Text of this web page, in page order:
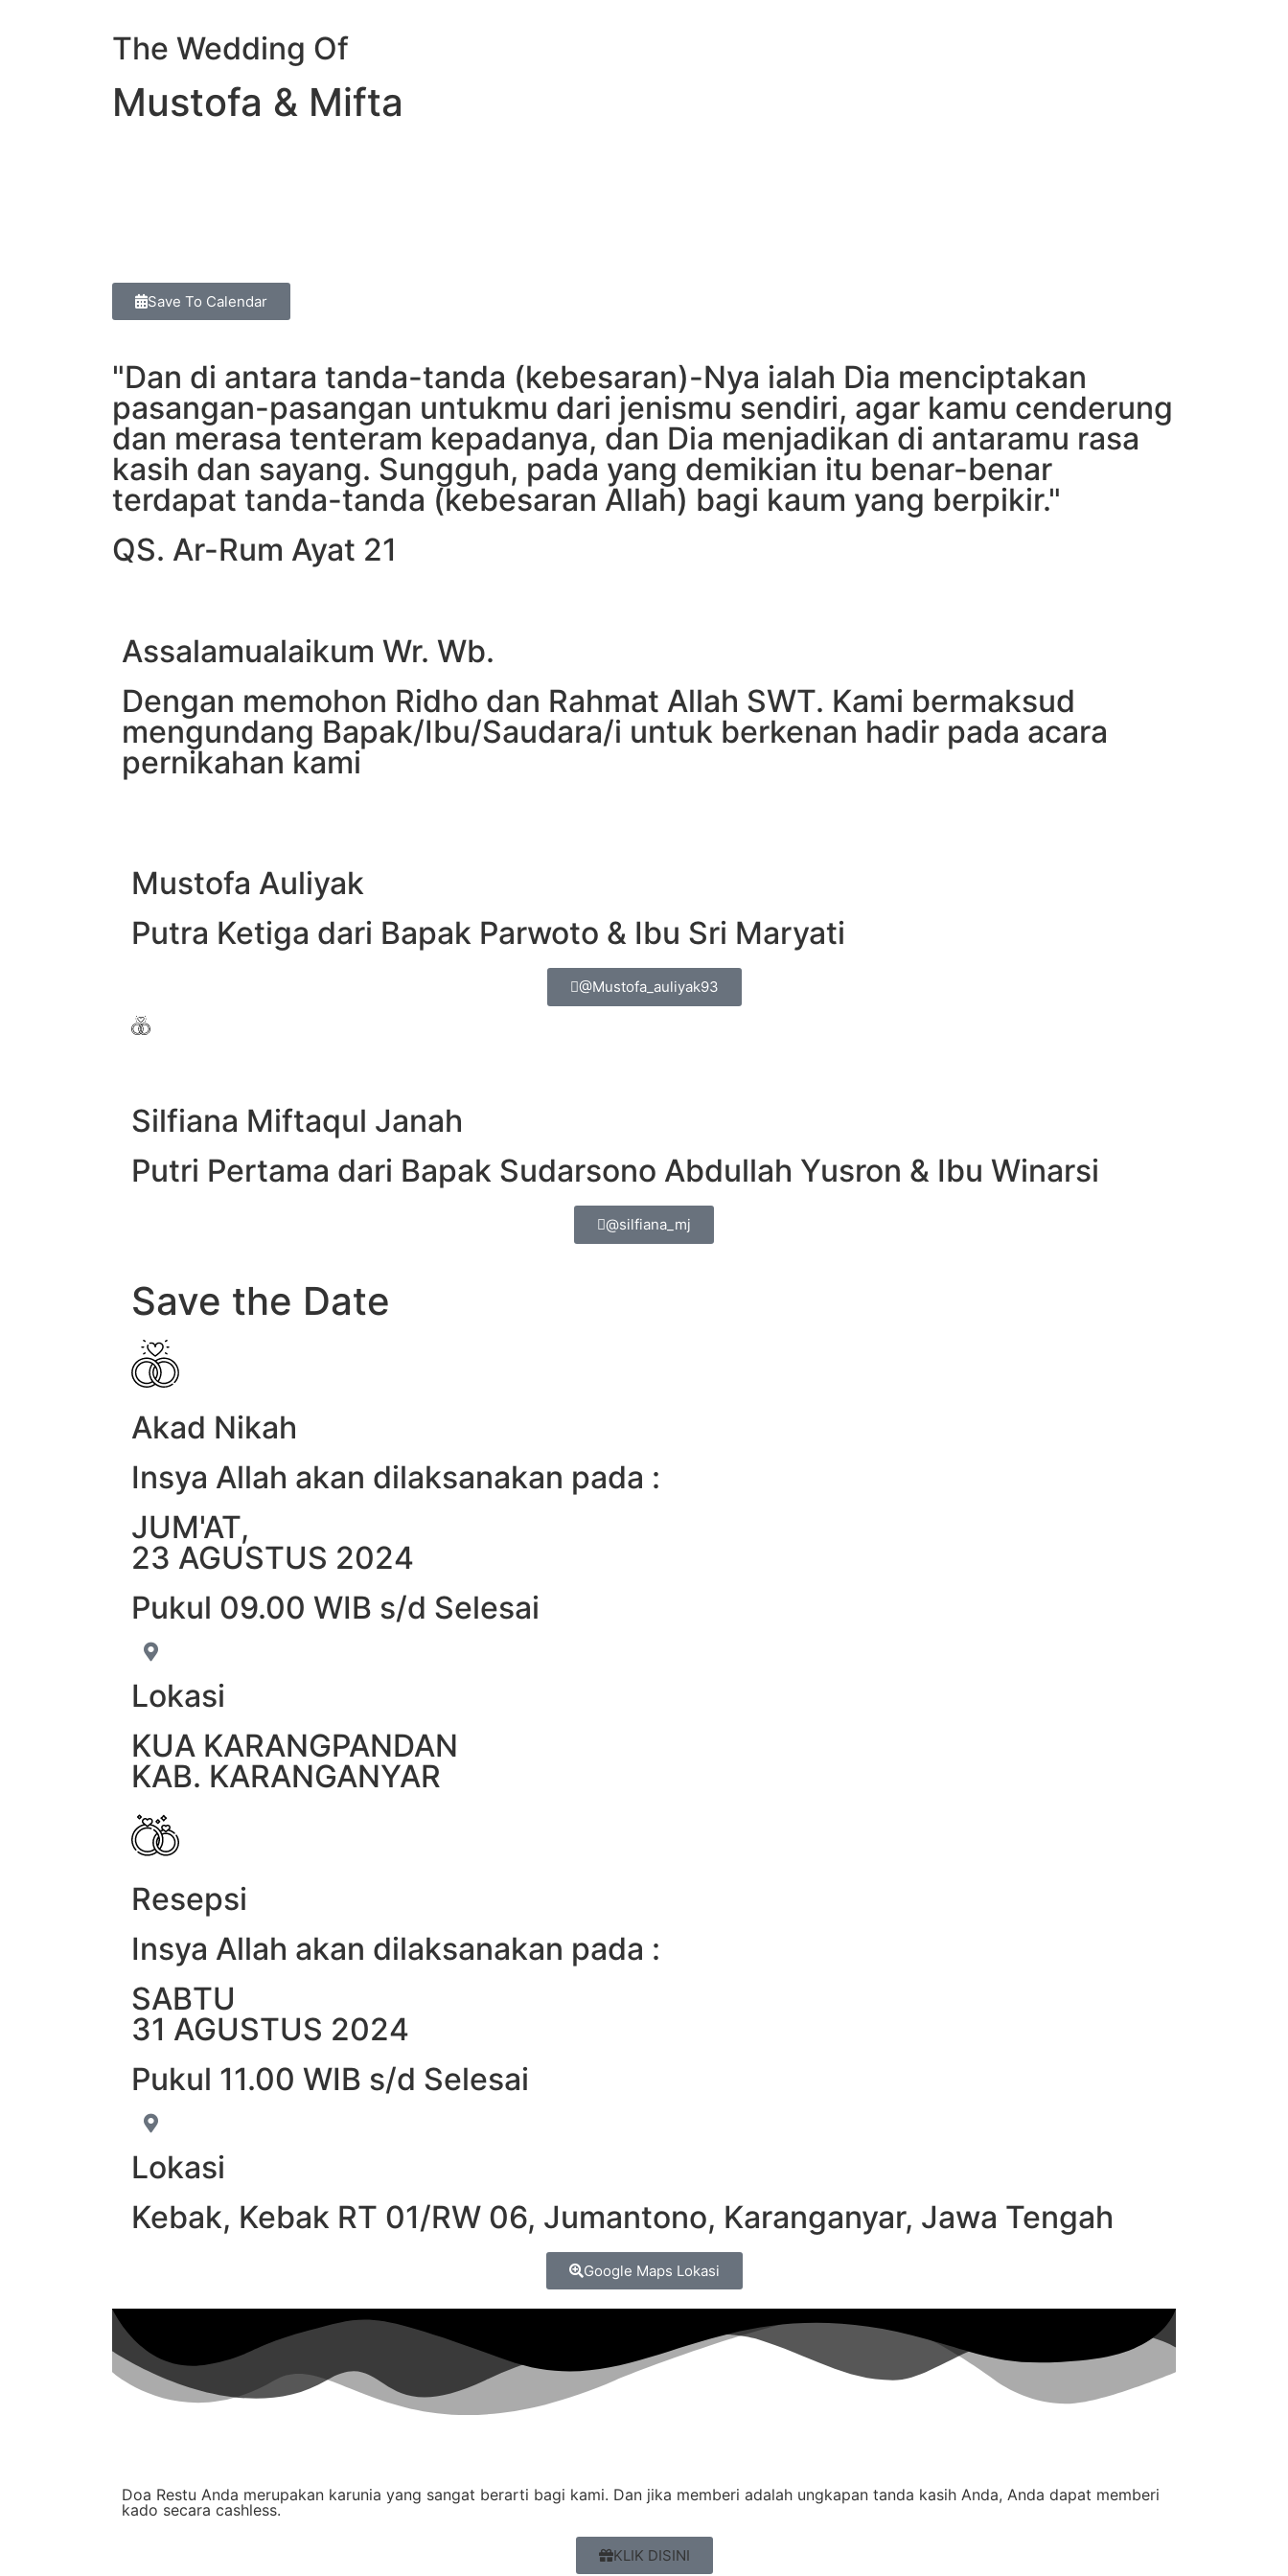
The Wedding Of
Mustofa & Mifta
Save To Calendar
"Dan di antara tanda-tanda (kebesaran)-Nya ialah Dia menciptakan
pasangan-pasangan untukmu dari jenismu sendiri, agar kamu cenderung
dan merasa tenteram kepadanya, dan Dia menjadikan di antaramu rasa
kasih dan sayang. Sungguh, pada yang demikian itu benar-benar
terdapat tanda-tanda (kebesaran Allah) bagi kaum yang berpikir."
QS. Ar-Rum Ayat 21
Assalamualaikum Wr. Wb.
Dengan memohon Ridho dan Rahmat Allah SWT. Kami bermaksud
mengundang Bapak/Ibu/Saudara/i untuk berkenan hadir pada acara
pernikahan kami
Mustofa Auliyak
Putra Ketiga dari Bapak Parwoto & Ibu Sri Maryati
@Mustofa_auliyak93
Silfiana Miftaqul Janah
Putri Pertama dari Bapak Sudarsono Abdullah Yusron & Ibu Winarsi
@silfiana_mj
Save the Date
Akad Nikah
Insya Allah akan dilaksanakan pada :
JUM'AT,
23 AGUSTUS 2024
Pukul 09.00 WIB s/d Selesai
Lokasi
KUA KARANGPANDAN
KAB. KARANGANYAR
Resepsi
Insya Allah akan dilaksanakan pada :
SABTU
31 AGUSTUS 2024
Pukul 11.00 WIB s/d Selesai
Lokasi
Kebak, Kebak RT 01/RW 06, Jumantono, Karanganyar, Jawa Tengah
Google Maps Lokasi
Doa Restu Anda merupakan karunia yang sangat berarti bagi kami. Dan jika memberi adalah ungkapan tanda kasih Anda, Anda dapat memberi
kado secara cashless.
KLIK DISINI